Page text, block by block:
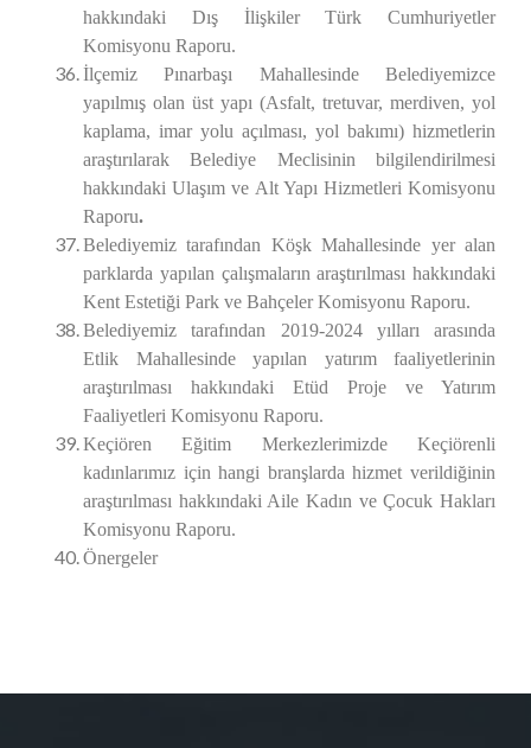
hakkındaki Dış İlişkiler Türk Cumhuriyetler
Komisyonu Raporu.
İlçemiz Pınarbaşı Mahallesinde Belediyemizce
yapılmış olan üst yapı (Asfalt, tretuvar, merdiven, yol
kaplama, imar yolu açılması, yol bakımı) hizmetlerin
araştırılarak Belediye Meclisinin bilgilendirilmesi
hakkındaki Ulaşım ve Alt Yapı Hizmetleri Komisyonu
Raporu.
Belediyemiz tarafından Köşk Mahallesinde yer alan
parklarda yapılan çalışmaların araştırılması hakkındaki
Kent Estetiği Park ve BahçelerKomisyonu Raporu.
Belediyemiz tarafından 2019-2024 yılları arasında
Etlik Mahallesinde yapılan yatırım faaliyetlerinin
araştırılması hakkındaki Etüd Proje ve Yatırım
Faaliyetleri Komisyonu Raporu.
Keçiören Eğitim Merkezlerimizde Keçiörenli
kadınlarımız için hangi branşlarda hizmet verildiğinin
araştırılması hakkındaki Aile Kadın ve Çocuk Hakları
Komisyonu Raporu.
Önergeler